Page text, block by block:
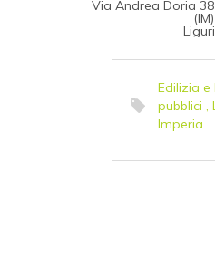
Via Andrea Doria 38
(IM)
Edilizia e
pubblici ,
Imperia